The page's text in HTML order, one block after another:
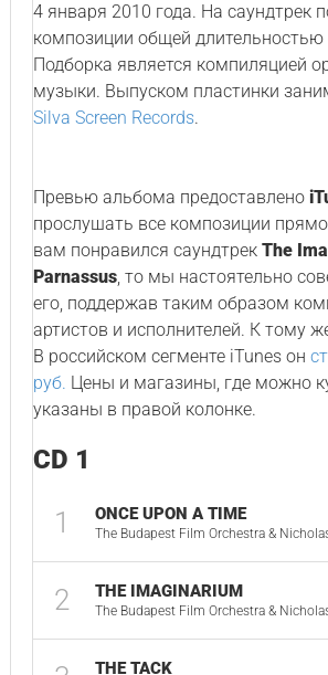
4 января 2010 года. На саундтрек
композиции общей длительностью
Подборка является компиляцией
музыки. Выпуском пластинки
Silva Screen Records.
Превью альбома предоставлено
прослушать все композиции прямо
вам понравился саундтрек The
Parnassus, то мы настоятельно
его, поддержав таким образом
артистов и исполнителей. К тому
В российском сегменте iTunes он
руб. Цены и магазины, где можно
указаны в правой колонке.
CD 1
1 ONCE UPON A TIME
The Budapest Film Orchestra &
2 THE IMAGINARIUM
The Budapest Film Orchestra &
THE TACK